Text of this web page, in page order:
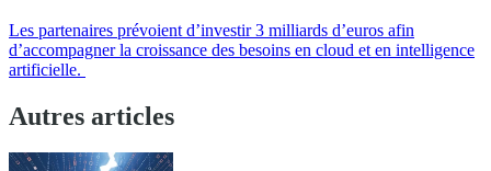
Les partenaires prévoient d’investir 3 milliards d’euros afin
d’accompagner la croissance des besoins en cloud et en intelligence
artificielle.
Autres articles